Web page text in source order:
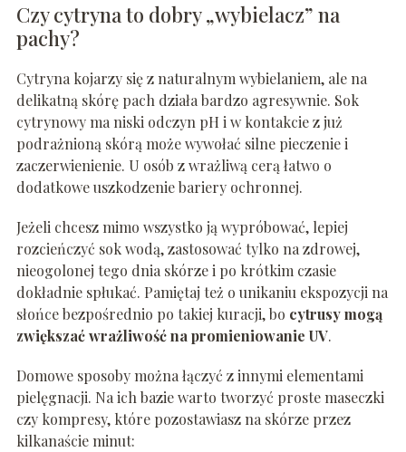
Czy cytryna to dobry „wybielacz” na
pachy?
Cytryna kojarzy się z naturalnym wybielaniem, ale na
delikatną skórę pach działa bardzo agresywnie. Sok
cytrynowy ma niski odczyn pH i w kontakcie z już
podrażnioną skórą może wywołać silne pieczenie i
zaczerwienienie. U osób z wrażliwą cerą łatwo o
dodatkowe uszkodzenie bariery ochronnej.
Jeżeli chcesz mimo wszystko ją wypróbować, lepiej
rozcieńczyć sok wodą, zastosować tylko na zdrowej,
nieogolonej tego dnia skórze i po krótkim czasie
dokładnie spłukać. Pamiętaj też o unikaniu ekspozycji na
słońce bezpośrednio po takiej kuracji, bo cytrusy mogą
zwiększać wrażliwość na promieniowanie UV.
Domowe sposoby można łączyć z innymi elementami
pielęgnacji. Na ich bazie warto tworzyć proste maseczki
czy kompresy, które pozostawiasz na skórze przez
kilkanaście minut: